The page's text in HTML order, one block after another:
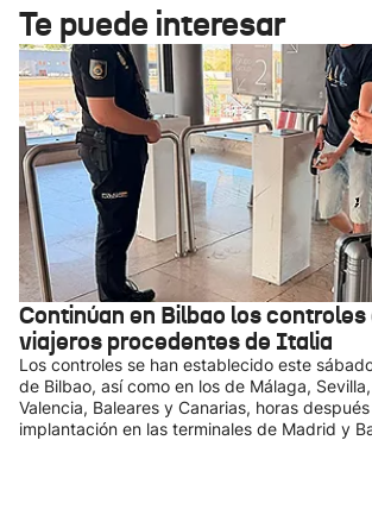
Te puede interesar
Continúan en Bilbao los
viajeros procedentes de Italia
Los controles se han establecido este
de Bilbao, así como en los de Málaga,
Valencia, Baleares y Canarias, horas
implantación en las terminales de Madrid y